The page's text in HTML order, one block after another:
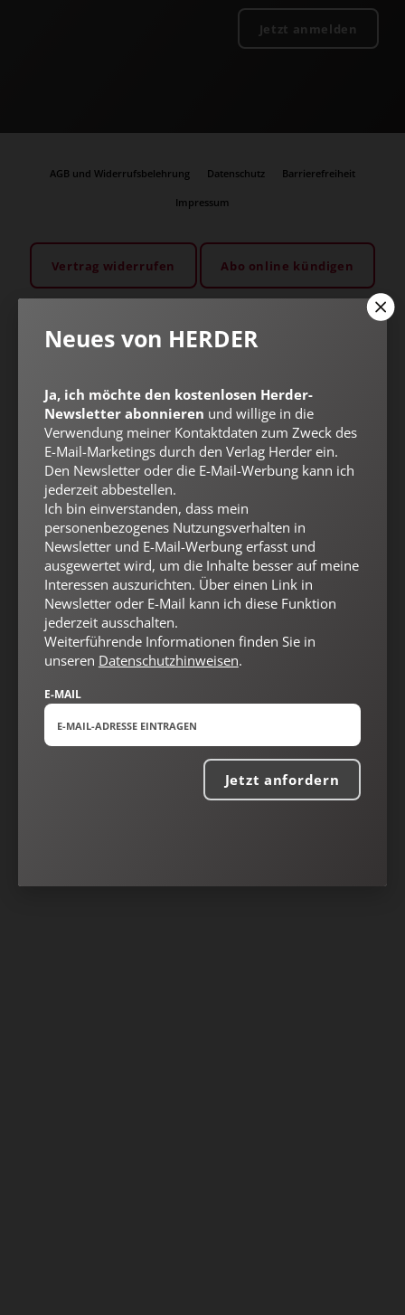
Jetzt anmelden
AGB und Widerrufsbelehrung Datenschutz Barrierefreiheit
Impressum
Vertrag widerrufen Abo online kündigen
Nach oben
Neues von HERDER
Ja, ich möchte den kostenlosen Herder-
Newsletter abonnieren und willige in die
Verwendung meiner Kontaktdaten zum Zweck des
E-Mail-Marketings durch den Verlag Herder ein.
Den Newsletter oder die E-Mail-Werbung kann ich
jederzeit abbestellen.
Ich bin einverstanden, dass mein
personenbezogenes Nutzungsverhalten in
Newsletter und E-Mail-Werbung erfasst und
ausgewertet wird, um die Inhalte besser auf meine
Interessen auszurichten. Über einen Link in
Newsletter oder E-Mail kann ich diese Funktion
jederzeit ausschalten.
Weiterführende Informationen finden Sie in
unseren Datenschutzhinweisen.
E-MAIL
Jetzt anfordern